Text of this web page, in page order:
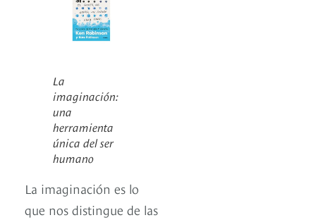
La
imaginación:
una
herramienta
única del ser
humano
La imaginación es lo
que nos distingue de las